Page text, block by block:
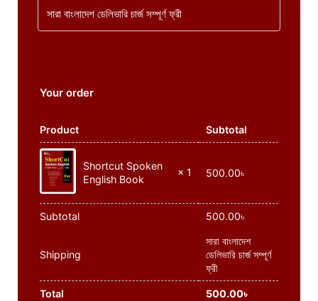
সারা বাংলাদেশ ডেলিভারি চার্জ সম্পূর্ণ ফ্রী
Your order
Product Subtotal
Shortcut Spoken
English Book
× 1 500.00৳
Subtotal 500.00৳
Shipping
সারা বাংলাদেশ
ডেলিভারি চার্জ সম্পূর্ণ
ফ্রী
Total 500.00৳